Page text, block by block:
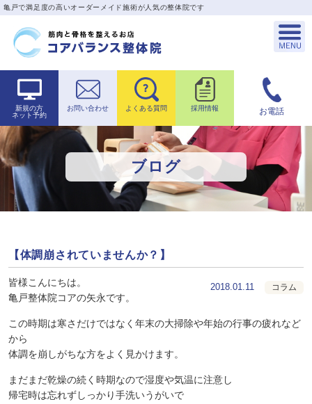
亀戸で満足度の高いオーダーメイド施術が人気の整体院です
新規の方
ネット予約
お問い合わせ よくある質問 採用情報 お電話
ブログ
【体調崩されていませんか？】
2018.01.11 コラム
皆様こんにちは。
亀戸整体院コアの矢永です。
この時期は寒さだけではなく年末の大掃除や年始の行事の疲れなど
から
体調を崩しがちな方をよく見かけます。
まだまだ乾燥の続く時期なので湿度や気温に注意し
帰宅時は忘れずしっかり手洗いうがいで